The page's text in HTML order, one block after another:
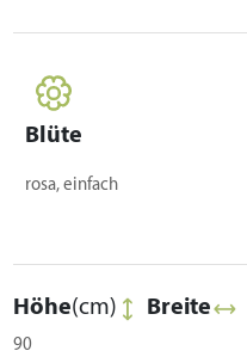
Blüte
rosa, einfach
Höhe(cm)
90
Breite